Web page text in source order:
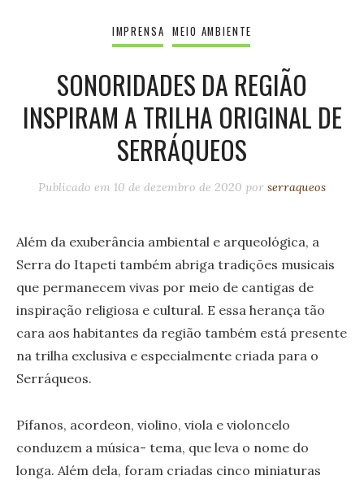
IMPRENSA MEIO AMBIENTE
SONORIDADES DA REGIÃO
INSPIRAM A TRILHA ORIGINAL DE
SERRÁQUEOS
Publicado em 10 de dezembro de 2020 por serraqueos
Além da exuberância ambiental e arqueológica, a
Serra do Itapeti também abriga tradições musicais
que permanecem vivas por meio de cantigas de
inspiração religiosa e cultural. E essa herança tão
cara aos habitantes da região também está presente
na trilha exclusiva e especialmente criada para o
Serráqueos.
Pífanos, acordeon, violino, viola e violoncelo
conduzem a música- tema, que leva o nome do
longa. Além dela, foram criadas cinco miniaturas